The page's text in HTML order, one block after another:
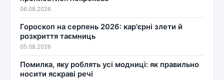
06.08.2026
Гороскоп на серпень 2026: кар'єрні злети й
розкриття таємниць
05.08.2026
Помилка, яку роблять усі модниці: як правильно
носити яскраві речі